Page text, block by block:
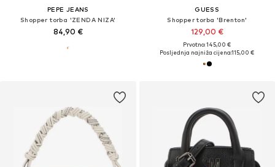
PEPE JEANS
Shopper torba 'ZENDA NIZA'
84,90 €
GUESS
Shopper torba 'Brenton'
129,00 €
Prvotno: 145,00 €
Posljednja najniža cijena:115,00 €